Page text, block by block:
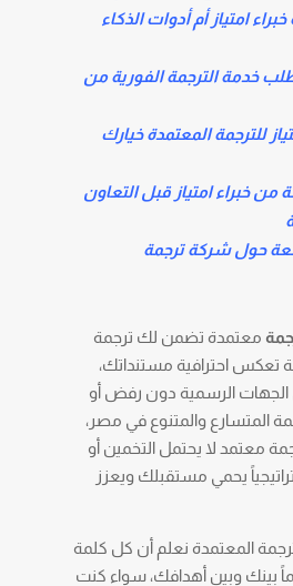
امتياز أم أدوات الذكاء
خدمة الترجمة الفورية من
للترجمة المعتمدة خيارك
من خبراء امتياز قبل التعاون
حولشركة ترجمة
معتمدة تضمن لك ترجمة
تعكس احترافية مستنداتك،
الرسمية دون رفض أو
المتسارع والمتنوع في مصر،
معتمد لا يحتمل التخمين أو
يحمي مستقبلك ويعزز
المعتمدة نعلم أن كل كلمة
بينك وبين أهدافك، سواء كنت